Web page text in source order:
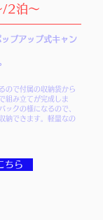
2泊～
プアップ式キャン
ので付属の収納袋から
組み立てが完成しま
ックの様になるので、
納できます。軽量なの
ちら